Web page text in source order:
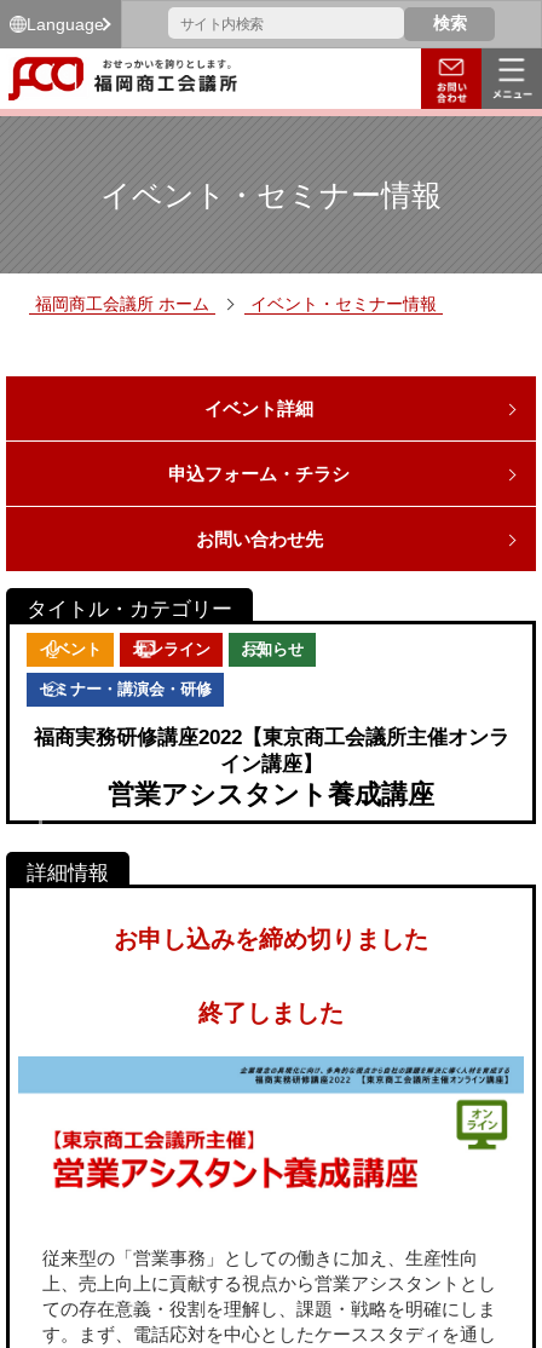
Language
イベント・セミナー情報
福岡商工会議所 ホーム イベント・セミナー情報
イベント詳細
申込フォーム・チラシ
お問い合わせ先
イベント オンライン お知らせ
セミナー・講演会・研修
福商実務研修講座2022【東京商工会議所主催オンラ
イン講座】
営業アシスタント養成講座
お申し込みを締め切りました
終了しました
従来型の「営業事務」としての働きに加え、生産性向
上、売上向上に貢献する視点から営業アシスタントとし
ての存在意義・役割を理解し、課題・戦略を明確にしま
す。まず、電話応対を中心としたケーススタディを通し